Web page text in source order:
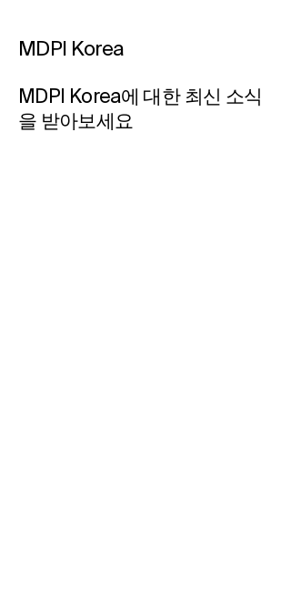
MDPI Korea, 제39차 한국
(KAPUL) 실무자 워크숍 참
가
MDPI Korea​
MDPI Korea에 대한 최신 소식
을 받아보세요